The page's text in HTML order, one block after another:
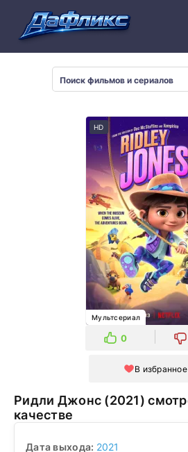
HD
Мультсериал
0
В избранное
Ридли Джонс (2021) смотреть в хорошем
качестве
Дата выхода: 2021